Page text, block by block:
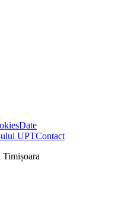
Date
UPTContact